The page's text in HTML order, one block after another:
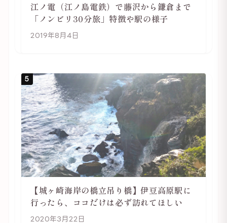
江ノ電（江ノ島電鉄）で藤沢から鎌倉まで
「ノンビリ30分旅」特徴や駅の様子
2019年8月4日
5
【城ヶ崎海岸の橋立吊り橋】伊豆高原駅に
行ったら、ココだけは必ず訪れてほしい
2020年3月22日